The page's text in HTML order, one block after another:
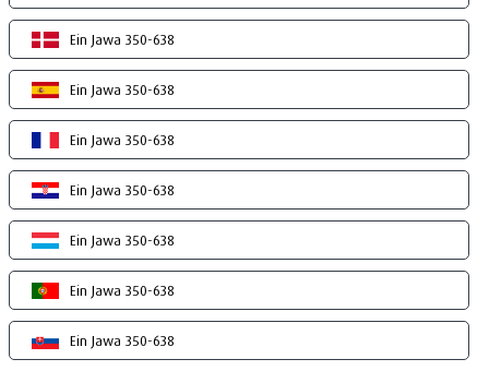
Ein Jawa 350-638
Ein Jawa 350-638
Ein Jawa 350-638
Ein Jawa 350-638
Ein Jawa 350-638
Ein Jawa 350-638
Ein Jawa 350-638